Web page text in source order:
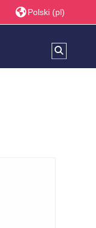
Polski ‎(pl)‎